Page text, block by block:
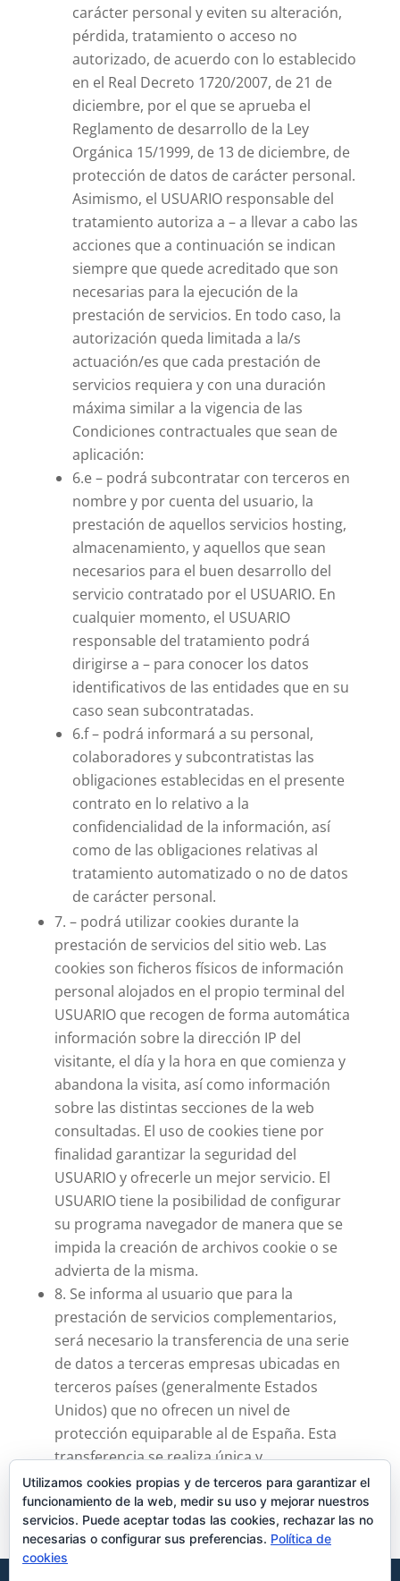
carácter personal y eviten su alteración,
pérdida, tratamiento o acceso no
autorizado, de acuerdo con lo establecido
en el Real Decreto 1720/2007, de 21 de
diciembre, por el que se aprueba el
Reglamento de desarrollo de la Ley
Orgánica 15/1999, de 13 de diciembre, de
protección de datos de carácter personal.
Asimismo, el USUARIO responsable del
tratamiento autoriza a – a llevar a cabo las
acciones que a continuación se indican
siempre que quede acreditado que son
necesarias para la ejecución de la
prestación de servicios. En todo caso, la
autorización queda limitada a la/s
actuación/es que cada prestación de
servicios requiera y con una duración
máxima similar a la vigencia de las
Condiciones contractuales que sean de
aplicación:
6.e – podrá subcontratar con terceros en
nombre y por cuenta del usuario, la
prestación de aquellos servicios hosting,
almacenamiento, y aquellos que sean
necesarios para el buen desarrollo del
servicio contratado por el USUARIO. En
cualquier momento, el USUARIO
responsable del tratamiento podrá
dirigirse a – para conocer los datos
identificativos de las entidades que en su
caso sean subcontratadas.
6.f – podrá informará a su personal,
colaboradores y subcontratistas las
obligaciones establecidas en el presente
contrato en lo relativo a la
confidencialidad de la información, así
como de las obligaciones relativas al
tratamiento automatizado o no de datos
de carácter personal.
7. – podrá utilizar cookies durante la
prestación de servicios del sitio web. Las
cookies son ficheros físicos de información
personal alojados en el propio terminal del
USUARIO que recogen de forma automática
información sobre la dirección IP del
visitante, el día y la hora en que comienza y
abandona la visita, así como información
sobre las distintas secciones de la web
consultadas. El uso de cookies tiene por
finalidad garantizar la seguridad del
USUARIO y ofrecerle un mejor servicio. El
USUARIO tiene la posibilidad de configurar
su programa navegador de manera que se
impida la creación de archivos cookie o se
advierta de la misma.
8. Se informa al usuario que para la
prestación de servicios complementarios,
será necesario la transferencia de una serie
de datos a terceras empresas ubicadas en
terceros países (generalmente Estados
Unidos) que no ofrecen un nivel de
protección equiparable al de España. Esta
transferencia se realiza única y
exclusivamente por razones técnicas al ser
imprescindible para la prestación del
servicio.
Utilizamos cookies propias y de terceros para garantizar el
funcionamiento de la web, medir su uso y mejorar nuestros
servicios. Puede aceptar todas las cookies, rechazar las no
necesarias o configurar sus preferencias. Política de
cookies